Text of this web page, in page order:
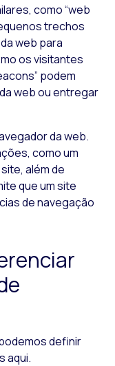
como “web
trechos
web para
os visitantes
podem
web ou entregar
da web.
como um
além de
que um site
de navegação
definir
aqui.